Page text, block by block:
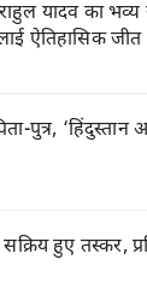
यादव का
ऐतिहासिक जीत
पुत्र, ‘हिंदुस्तान
हुए तस्कर,